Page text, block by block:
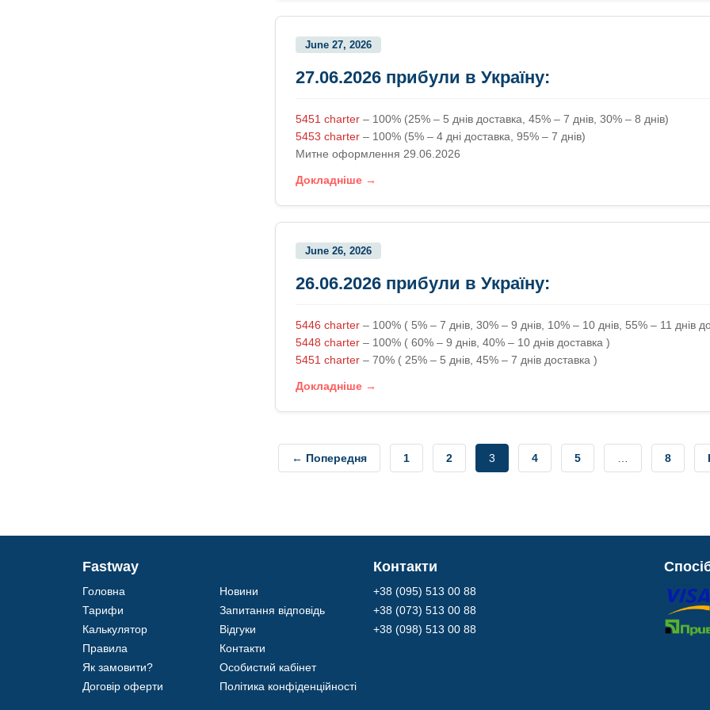
June 27, 2026
27.06.2026 прибули в Україну:
5451 charter – 100% (25% – 5 днів доставка, 45% – 7 днів, 30% – 8 днів)
5453 charter – 100% (5% – 4 дні доставка, 95% – 7 днів)
Митне оформлення 29.06.2026
Докладніше →
June 26, 2026
26.06.2026 прибули в Україну:
5446 charter – 100% ( 5% – 7 днів, 30% – 9 днів, 10% – 10 днів, 55% – 11 днів
5448 charter – 100% ( 60% – 9 днів, 40% – 10 днів доставка )
5451 charter – 70% ( 25% – 5 днів, 45% – 7 днів доставка )
Докладніше →
← Попередня 1 2 3 4 5 8
Fastway
Головна
Тарифи
Калькулятор
Правила
Як замовити?
Договір оферти
Новини
Запитання відповідь
Відгуки
Контакти
Особистий кабінет
Політика конфіденційності
Контакти
+38 (095) 513 00 88
+38 (073) 513 00 88
+38 (098) 513 00 88